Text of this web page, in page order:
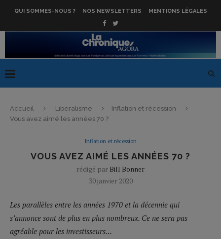
QUI SOMMES-NOUS ? NOS NEWSLETTERS MENTIONS LÉGALES
Accueil Liberalisme
Inflation et récession
Vous avez aimé les années 70 ?
Inflation et récession
VOUS AVEZ AIMÉ LES ANNÉES 70 ?
rédigé par Bill Bonner
30 janvier 2020
Les parallèles entre les années 1970 et la décennie qui
s’annonce sont de plus en plus nombreux. Ce ne sera pas
agréable pour les investisseurs…